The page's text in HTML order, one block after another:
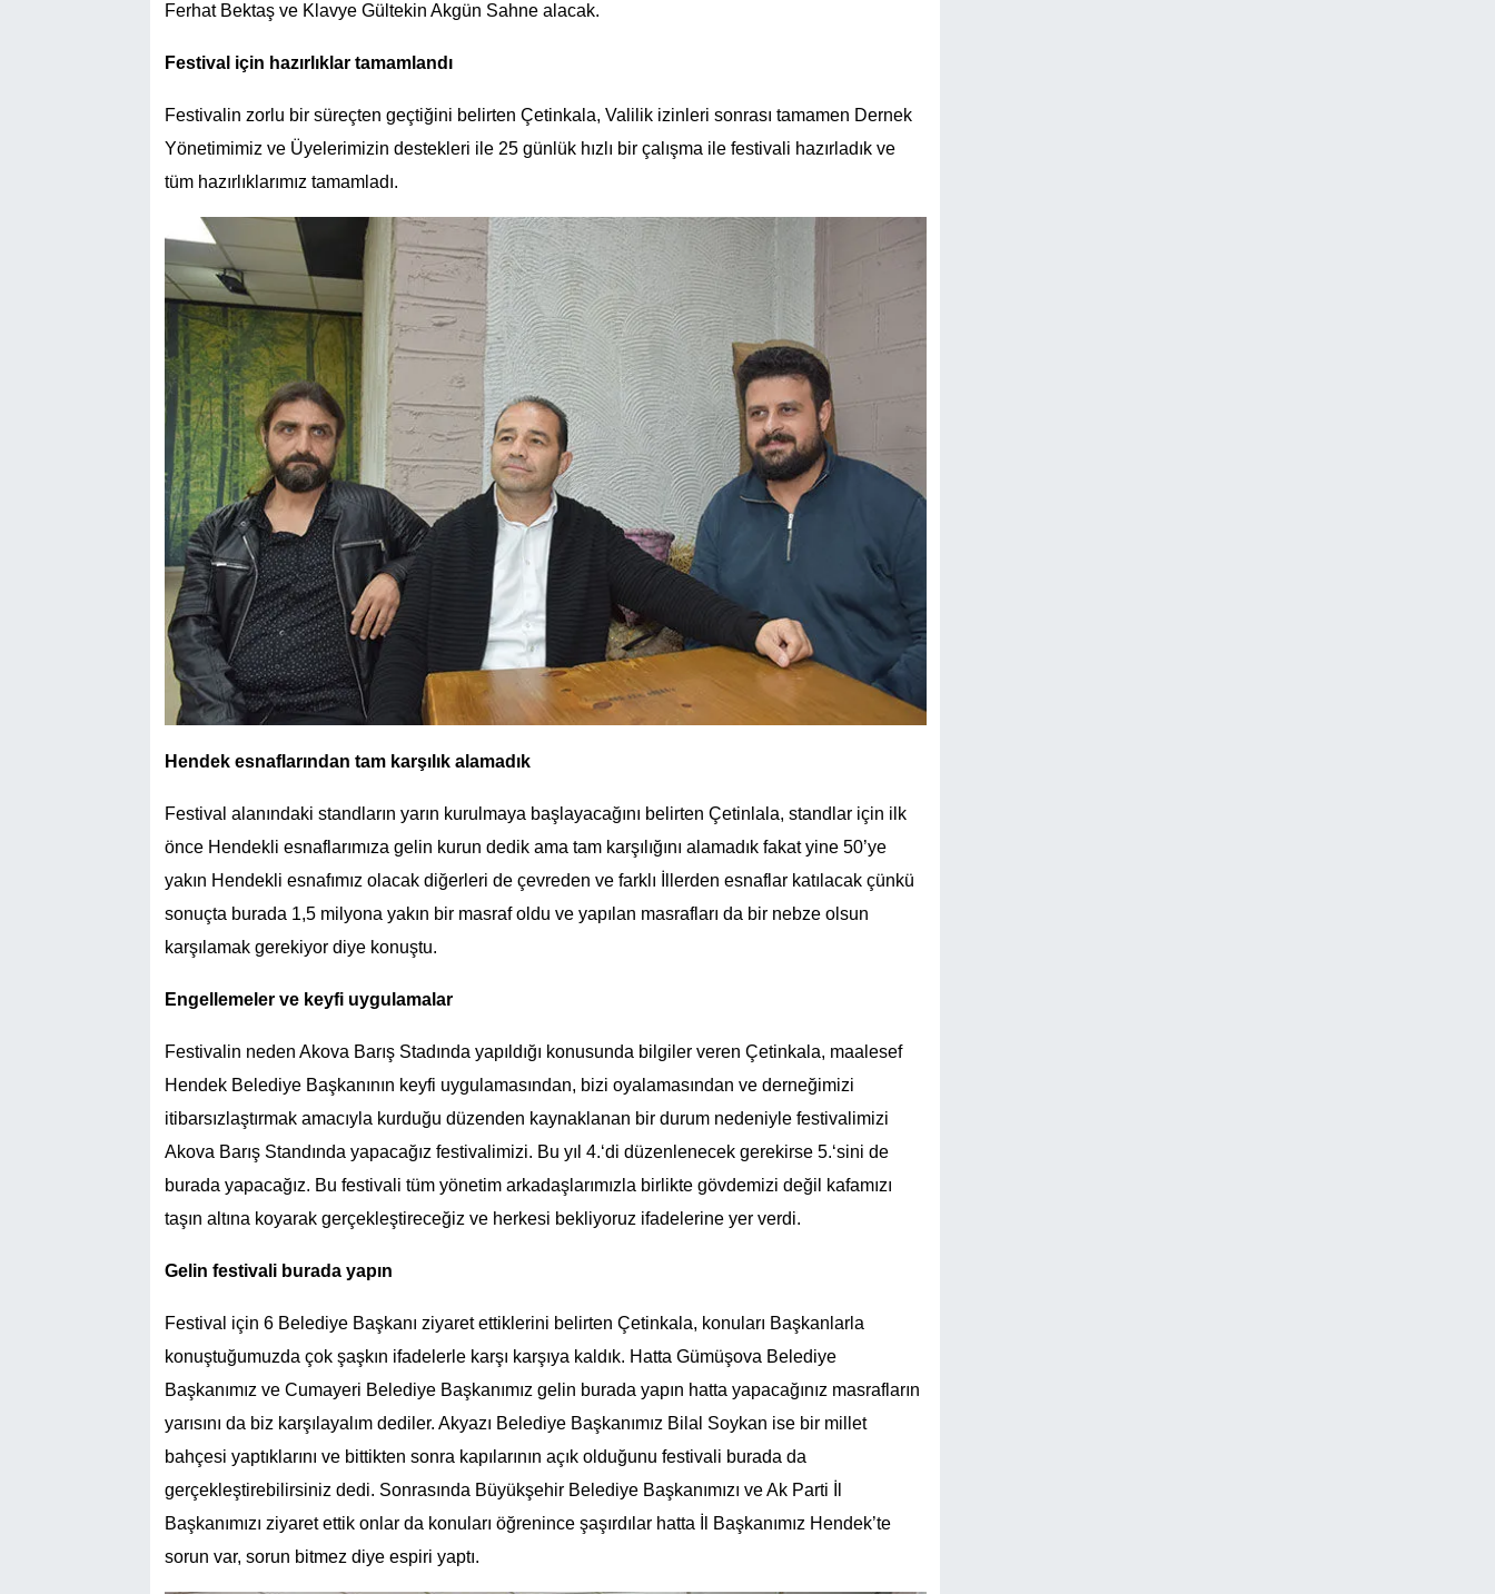
Ferhat Bektaş ve Klavye Gültekin Akgün Sahne alacak.
Festival için hazırlıklar tamamlandı
Festivalin zorlu bir süreçten geçtiğini belirten Çetinkala, Valilik izinleri sonrası tamamen Dernek
Yönetimimiz ve Üyelerimizin destekleri ile 25 günlük hızlı bir çalışma ile festivali hazırladık ve
tüm hazırlıklarımız tamamladı.
Hendek esnaflarından tam karşılık alamadık
Festival alanındaki standların yarın kurulmaya başlayacağını belirten Çetinlala, standlar için ilk
önce Hendekli esnaflarımıza gelin kurun dedik ama tam karşılığını alamadık fakat yine 50’ye
yakın Hendekli esnafımız olacak diğerleri de çevreden ve farklı İllerden esnaflar katılacak çünkü
sonuçta burada 1,5 milyona yakın bir masraf oldu ve yapılan masrafları da bir nebze olsun
karşılamak gerekiyor diye konuştu.
Engellemeler ve keyfi uygulamalar
Festivalin neden Akova Barış Stadında yapıldığı konusunda bilgiler veren Çetinkala, maalesef
Hendek Belediye Başkanının keyfi uygulamasından, bizi oyalamasından ve derneğimizi
itibarsızlaştırmak amacıyla kurduğu düzenden kaynaklanan bir durum nedeniyle festivalimizi
Akova Barış Standında yapacağız festivalimizi. Bu yıl 4.‘di düzenlenecek gerekirse 5.‘sini de
burada yapacağız. Bu festivali tüm yönetim arkadaşlarımızla birlikte gövdemizi değil kafamızı
taşın altına koyarak gerçekleştireceğiz ve herkesi bekliyoruz ifadelerine yer verdi.
Gelin festivali burada yapın
Festival için 6 Belediye Başkanı ziyaret ettiklerini belirten Çetinkala, konuları Başkanlarla
konuştuğumuzda çok şaşkın ifadelerle karşı karşıya kaldık. Hatta Gümüşova Belediye
Başkanımız ve Cumayeri Belediye Başkanımız gelin burada yapın hatta yapacağınız masrafların
yarısını da biz karşılayalım dediler. Akyazı Belediye Başkanımız Bilal Soykan ise bir millet
bahçesi yaptıklarını ve bittikten sonra kapılarının açık olduğunu festivali burada da
gerçekleştirebilirsiniz dedi. Sonrasında Büyükşehir Belediye Başkanımızı ve Ak Parti İl
Başkanımızı ziyaret ettik onlar da konuları öğrenince şaşırdılar hatta İl Başkanımız Hendek’te
sorun var, sorun bitmez diye espiri yaptı.